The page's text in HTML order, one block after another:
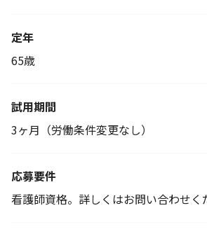
定年
65歳
試用期間
3ヶ月（労働条件変更なし）
応募要件
看護師資格。詳しくはお問い合わせく